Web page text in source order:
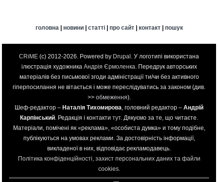
головна | новини| статті| про сайт| контакт| пошук
CRiME (c) 2012-2026. Powered by Drupal . У логотипі використана
ілюстрація художника Андрія Єрмоленка . Передрук авторських
матеріалів без письмової згоди адміністрації ти/чи без активного
гіперпосилання не вітається і може переслідуватись за законом (див.
>> обмеження).
Шеф-редактор – Наталія Тихомирова , головний редактор – Андрій
Карпінський . Редакція і контакти тут. Дякуємо за те, що читаєте.
Матеріали, помічені як «реклама», «особиста думка» и тому подібне,
публікуються на умовах реклами. За достовірність інформації,
викладеної в них, відповідає рекламодавець.
Політика конфіденційності, захист персональних даних та файли
cookies.